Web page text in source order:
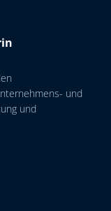
und
und